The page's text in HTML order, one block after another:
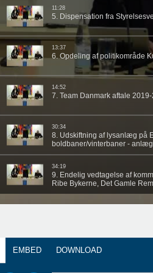
EMBED DOWNLOAD